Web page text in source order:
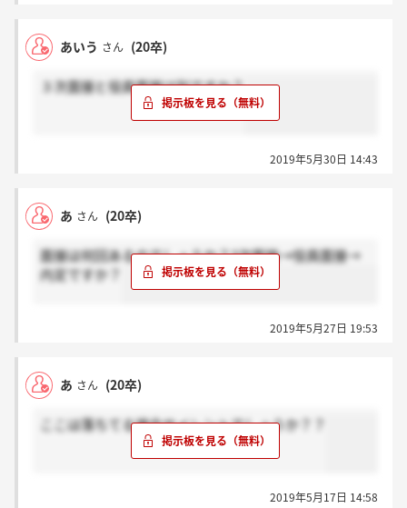
あいう さん (20卒)
３次面接と役員面接は別ですか？
2019年5月30日 14:43
あ さん (20卒)
面接は何回あるのでしょうか？3次面接→役員面接→
内定ですか？
2019年5月27日 19:53
あ さん (20卒)
ここは落ちてる場合サイレントでしょうか？？
2019年5月17日 14:58